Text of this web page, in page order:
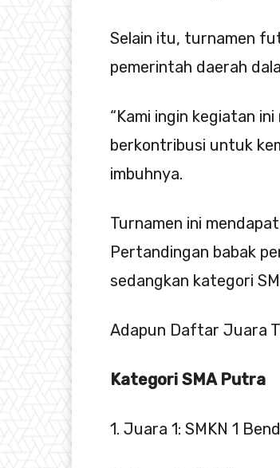
Selain itu, turnamen
pemerintah daerah
“Kami ingin kegiatan
berkontribusi untuk
imbuhnya.
Turnamen ini
Pertandingan babak
sedangkan kategori
Adapun Daftar Juara
Kategori SMA Putra
1. Juara 1: SMKN 1